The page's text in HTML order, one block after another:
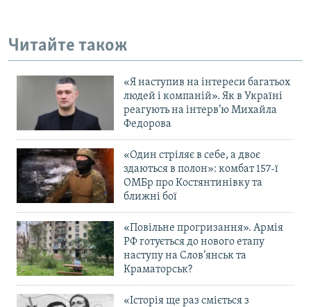
Читайте також
«Я наступив на інтереси багатьох
людей і компаній». Як в Україні
реагують на інтерв’ю Михайла
Федорова
«Один стріляє в себе, а двоє
здаються в полон»: комбат 157-ї
ОМБр про Костянтинівку та
ближні бої
«Повільне прогризання». Армія
РФ готується до нового етапу
наступу на Слов’янськ та
Краматорськ?
«Історія ще раз сміється з